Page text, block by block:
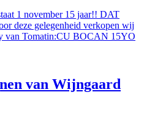
1 november 15 jaar!! DAT
deze gelegenheid verkopen wij
van Tomatin:CU BOCAN 15YO
van Wijngaard